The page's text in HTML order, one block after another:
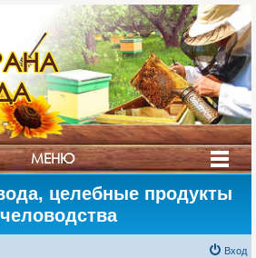
МЕНЮ
целебные продукты
Вход